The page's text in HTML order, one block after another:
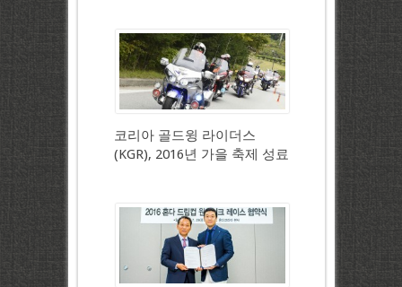
코리아 골드윙 라이더스
(KGR), 2016년 가을 축제 성료